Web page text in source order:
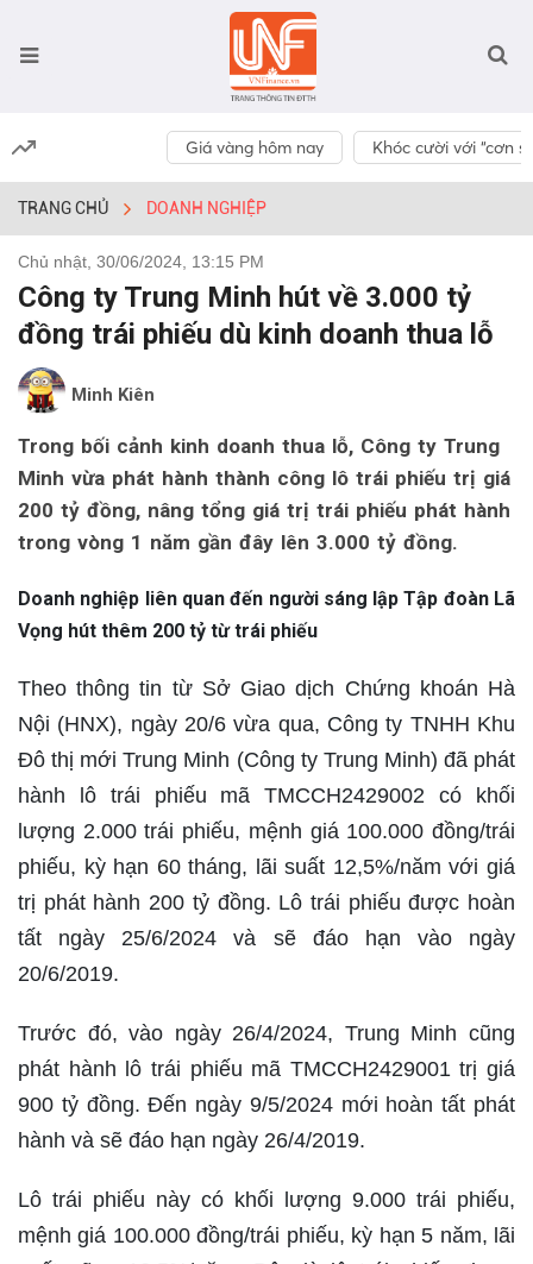
Giá vàng hôm nay Khóc cười với “cơn
TRANG CHỦ DOANH NGHIỆP
Chủ nhật, 30/06/2024, 13:15 PM
Công ty Trung Minh hút về 3.000 tỷ
đồng trái phiếu dù kinh doanh thua lỗ
Minh Kiên
Trong bối cảnh kinh doanh thua lỗ, Công ty Trung
Minh vừa phát hành thành công lô trái phiếu trị giá
200 tỷ đồng, nâng tổng giá trị trái phiếu phát hành
trong vòng 1 năm gần đây lên 3.000 tỷ đồng.
Doanh nghiệp liên quan đến người sáng lập Tập đoàn Lã
Vọng hút thêm 200 tỷ từ trái phiếu
Theo thông tin từ Sở Giao dịch Chứng khoán Hà
Nội (HNX), ngày 20/6 vừa qua, Công ty TNHH Khu
Đô thị mới Trung Minh (Công ty Trung Minh) đã phát
hành lô trái phiếu mã TMCCH2429002 có khối
lượng 2.000 trái phiếu, mệnh giá 100.000 đồng/trái
phiếu, kỳ hạn 60 tháng, lãi suất 12,5%/năm với giá
trị phát hành 200 tỷ đồng. Lô trái phiếu được hoàn
tất ngày 25/6/2024 và sẽ đáo hạn vào ngày
20/6/2019.
Trước đó, vào ngày 26/4/2024, Trung Minh cũng
phát hành lô trái phiếu mã TMCCH2429001 trị giá
900 tỷ đồng. Đến ngày 9/5/2024 mới hoàn tất phát
hành và sẽ đáo hạn ngày 26/4/2019.
Lô trái phiếu này có khối lượng 9.000 trái phiếu,
mệnh giá 100.000 đồng/trái phiếu, kỳ hạn 5 năm, lãi